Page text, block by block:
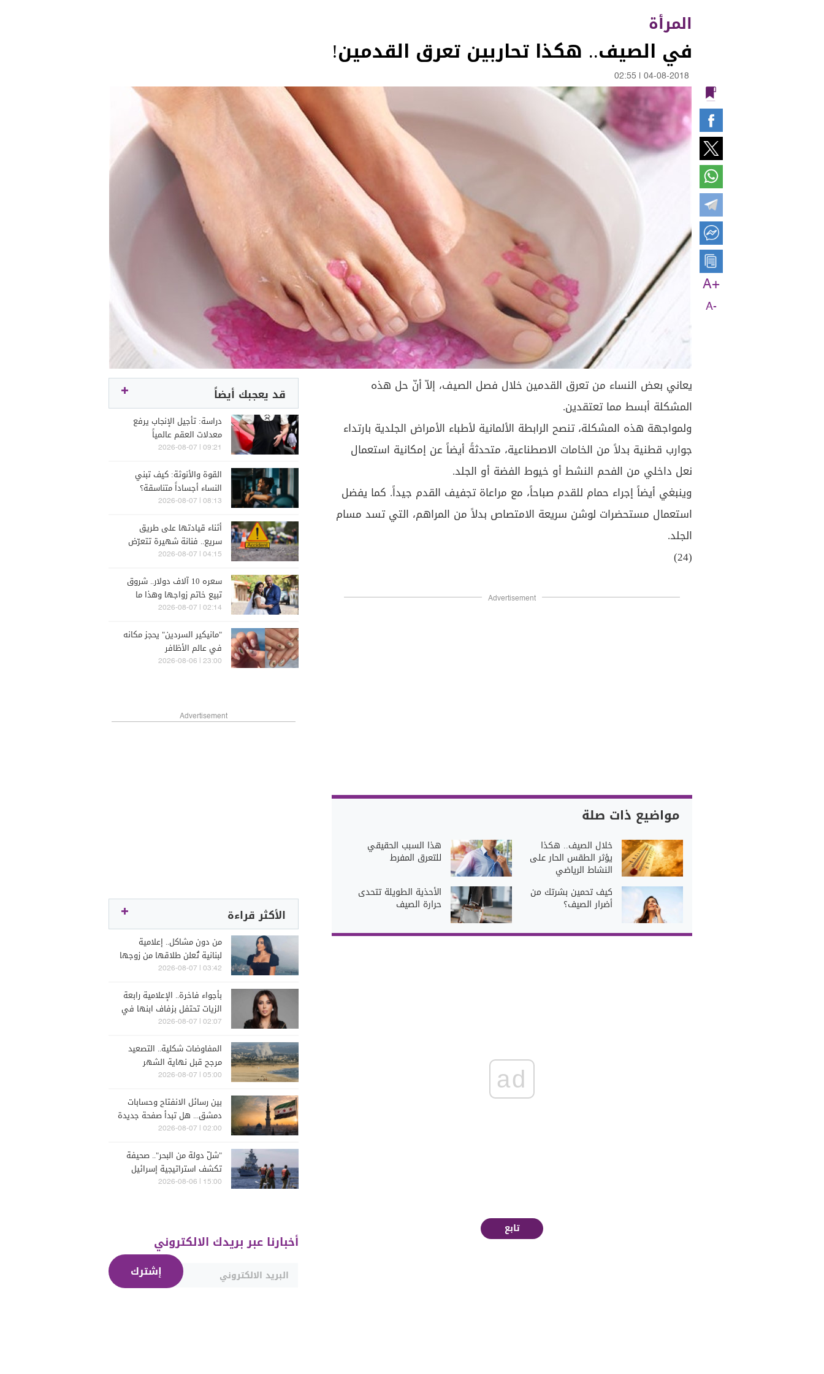
المرأة
في الصيف.. هكذا تحاربين تعرق القدمين!
04-08-2018
02:55
A+
A-
يعاني بعض النساء من تعرق القدمين خلال فصل الصيف، إلاّ أنّ حل هذه
المشكلة أبسط مما تعتقدين.
ولمواجهة هذه المشكلة، تنصح الرابطة الألمانية لأطباء الأمراض الجلدية بارتداء
جوارب قطنية بدلاً من الخامات الاصطناعية، متحدثةً أيضاً عن إمكانية استعمال
نعل داخلي من الفحم النشط أو خيوط الفضة أو الجلد.
وينبغي أيضاً إجراء حمام للقدم صباحاً، مع مراعاة تجفيف القدم جيداً. كما يفضل
استعمال مستحضرات لوشن سريعة الامتصاص بدلاً من المراهم، التي تسد مسام
الجلد.
(24)
Advertisement
مواضيع ذات صلة
خلال الصيف.. هكذا
يؤثر الطقس الحار على
النشاط الرياضي
هذا السبب الحقيقي
للتعرق المفرط
كيف تحمين بشرتك من
أضرار الصيف؟
الأحذية الطويلة تتحدى
حرارة الصيف
ad
تابع
قد يعجبك أيضاً
دراسة: تأجيل الإنجاب يرفع
معدلات العقم عالمياً
09:21 | 2026-08-07
القوة والأنوثة: كيف تبني
النساء أجساداً متناسقة؟
08:13 | 2026-08-07
أثناء قيادتها على طريق
سريع.. فنانة شهيرة تتعرّض
لحادث سير مروع (صورة)
04:15 | 2026-08-07
سعره 10 آلاف دولار.. شروق
تبيع خاتم زواجها وهذا ما
ستقدمه للمدعوات في حفل
02:14 | 2026-08-07
"مانيكير السردين" يحجز مكانه
في عالم الأظافر
23:00 | 2026-08-06
Advertisement
الأكثر قراءة
من دون مشاكل.. إعلامية
لبنانية تُعلن طلاقها من زوجها
رجل الأعمال
03:42 | 2026-08-07
بأجواء فاخرة.. الإعلامية رابعة
الزيات تحتفل بزفاف ابنها في
البترون (فيديو)
02:07 | 2026-08-07
المفاوضات شكلية.. التصعيد
مرجح قبل نهاية الشهر
05:00 | 2026-08-07
بين رسائل الانفتاح وحسابات
دمشق... هل تبدأ صفحة جديدة
بين "حزب الله" وسوريا -
02:00 | 2026-08-07
"شلّ دولة من البحر".. صحيفة
تكشف استراتيجية إسرائيل
البحرية الجديدة في مواجهة
15:00 | 2026-08-06
أخبارنا عبر بريدك الالكتروني
إشترك